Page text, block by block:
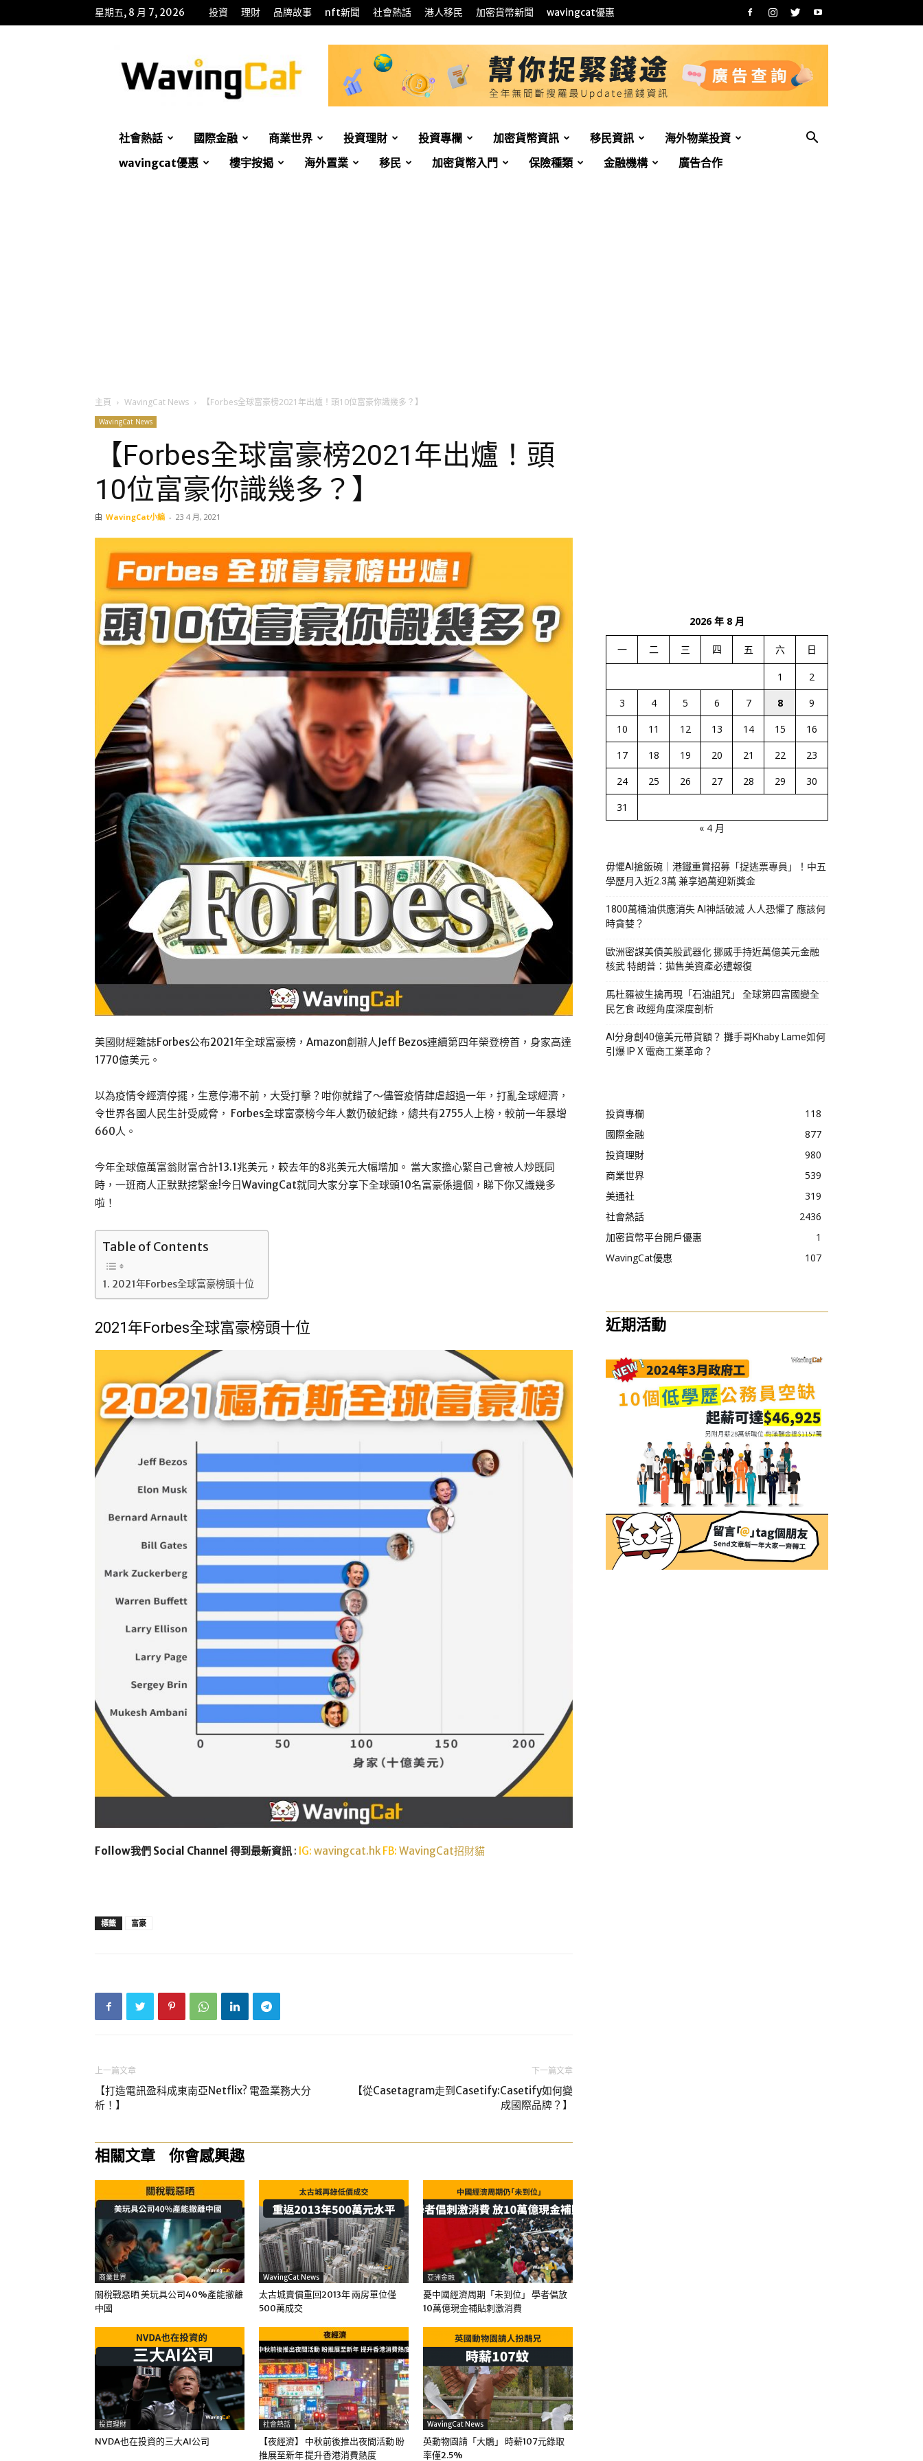
星期五, 8 月 7, 2026 投資 理財 品牌故事 nft新聞 社會熱話 港人移民 加密貨幣新聞 wavingcat優惠
招
財
貓
社會熱話 國際金融 商業世界 投資理財 投資專欄 加密貨幣資訊 移民資訊
海外物業投資
wavingcat優惠
樓宇按揭 海外置業 移民 加密貨幣入門 保險種類 金融機構 廣告合作
主頁 WavingCat News 【Forbes全球富豪榜2021年出爐！頭10位富豪你識幾多？】
WavingCat News
【Forbes全球富豪榜2021年出爐！頭
10位富豪你識幾多？】
由 WavingCat小編 - 23 4 月, 2021
美國財經雜誌Forbes公布2021年全球富豪榜，Amazon創辦人Jeff Bezos連續第四年榮登榜首，身家高達
1770億美元。
以為疫情令經濟停擺，生意停滯不前，大受打擊？咁你就錯了～儘管疫情肆虐超過一年，打亂全球經濟，
令世界各國人民生計受威脅， Forbes全球富豪榜今年人數仍破紀錄，總共有2755人上榜，較前一年暴增
660人。
今年全球億萬富翁財富合計13.1兆美元，較去年的8兆美元大幅增加。 當大家擔心緊自己會被人炒既同
時，一班商人正默默挖緊金!今日WavingCat就同大家分享下全球頭10名富豪係邊個，睇下你又識幾多
啦！
Table of Contents
2021年Forbes全球富豪榜頭十位
2021年Forbes全球富豪榜頭十位
Follow我們 Social Channel 得到最新資訊 : IG: wavingcat.hkFB: WavingCat招財貓
標籤 富豪
上一篇文章
【打造電訊盈科成東南亞Netflix? 電盈業務大分
析！】
下一篇文章
【從Casetagram走到Casetify:Casetify如何變
成國際品牌？】
相關文章 你會感興趣
商業世界
關稅戰惡晒 美玩具公司40%產能撤離
中國
WavingCat News
太古城賣價重回2013年 兩房單位僅
500萬成交
亞洲金融
憂中國經濟周期「未到位」 學者倡放
10萬億現金補貼刺激消費
投資理財
NVDA也在投資的三大AI公司
社會熱話
【夜經濟】 中秋前後推出夜間活動 盼
推展至新年 提升香港消費熱度
WavingCat News
英動物園請「大鵰」 時薪107元錄取
率僅2.5%
2026 年 8 月
一 二 三 四 五 六 日
1
2
3
4 5 6 7 8
9
10
11 12 13 14 15
16
17
18 19 20 21 22
23
24
25 26 27 28 29
30
31
« 4 月
毋懼AI搶飯碗｜港鐵重賞招募「捉逃票專員」！中五
學歷月入近2.3萬 兼享過萬迎新獎金
1800萬桶油供應消失 AI神話破滅 人人恐懼了 應該何
時貪婪？
歐洲密謀美債美股武器化 挪威手持近萬億美元金融
核武 特朗普：拋售美資產必遭報復
馬杜羅被生擒再現「石油詛咒」 全球第四富國變全
民乞食 政經角度深度剖析
AI分身創40億美元帶貨額？ 攤手哥Khaby Lame如何
引爆 IP X 電商工業革命？
投資專欄
118
國際金融
877
投資理財
980
商業世界
539
美通社
319
社會熱話
2436
加密貨幣平台開戶優惠
1
WavingCat優惠
107
近期活動